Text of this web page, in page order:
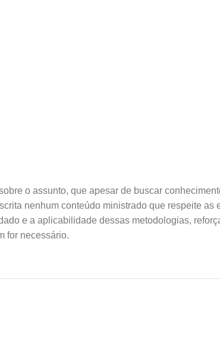
o assunto, que apesar de buscar
conteúdo ministrado que respeite as
e a aplicabilidade dessas metodologias,
for necessário.